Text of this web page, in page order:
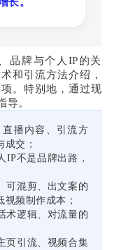
品牌与个人IP的关
和引流方法介绍，
。特别地，通过现
导。
播内容、引流方
交；
IP不是品牌出路，
可混剪、出文案的
频制作成本；
术逻辑、对流量的
页引流、视频合集